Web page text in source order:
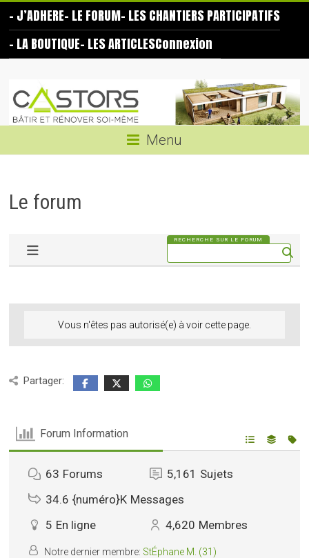
content
– J’ADHERE– LE FORUM– LES CHANTIERS PARTICIPATIFS
– LA BOUTIQUE– LES ARTICLESConnexion
Castors
même
Menu
Le forum
Vous n'êtes pas autorisé(e) à voir cette page.
Partager:
Forum Information
63 Forums 5,161 Sujets
34.6 {numéro}K Messages
5 En ligne 4,620 Membres
Notre dernier membre: StÉphane M. (31)